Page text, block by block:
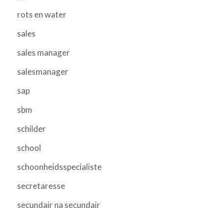
rots en water
sales
sales manager
salesmanager
sap
sbm
schilder
school
schoonheidsspecialiste
secretaresse
secundair na secundair